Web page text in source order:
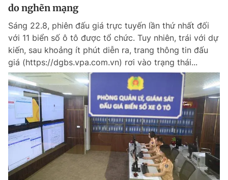
do nghẽn mạng
Sáng 22.8, phiên đấu giá trực tuyến lần thứ nhất đối
với 11 biển số ô tô được tổ chức. Tuy nhiên, trái với dự
kiến, sau khoảng ít phút diễn ra, trang thông tin đấu
giá (https://dgbs.vpa.com.vn) rơi vào trạng thái...